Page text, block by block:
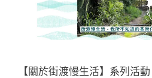
【關於街渡慢生活】系列活